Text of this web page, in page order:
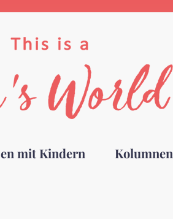
mit Kindern Kolumnen